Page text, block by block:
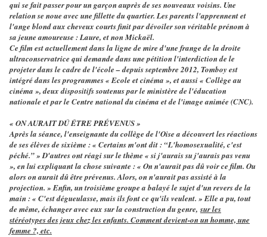
qui se fait passer pour un garçon auprès de ses nouveaux voisins. Une
relation se noue avec une fillette du quartier. Les parents l'apprennent et
l'ange blond aux cheveux courts finit par dévoiler son véritable prénom à
sa jeune amoureuse : Laure, et non Mickaël.
Ce film est actuellement dans la ligne de mire d'une frange de la droite
ultraconservatrice qui demande dans une pétition l'interdiction de le
projeter dans le cadre de l'école – depuis septembre 2012, Tomboy est
intégré dans les programmes « Ecole et cinéma », et aussi « Collège au
cinéma », deux dispositifs soutenus par le ministère de l'éducation
nationale et par le Centre national du cinéma et de l'image animée (CNC).
« ON AURAIT DÛ ÊTRE PRÉVENUS »
Après la séance, l'enseignante du collège de l'Oise a découvert les réactions
de ses élèves de sixième : « Certains m'ont dit : “L'homosexualité, c'est
péché.” » D'autres ont réagi sur le thème « si j'aurais su j'aurais pas venu
», en lui expliquant la chose suivante : « On n'aurait pas dû voir ce film. Ou
alors on aurait dû être prévenus. Alors, on n'aurait pas assisté à la
projection. » Enfin, un troisième groupe a balayé le sujet d'un revers de la
main : « C'est dégueulasse, mais ils font ce qu'ils veulent. » Elle a pu, tout
de même, échanger avec eux sur la construction du genre,sur les
stéréotypes des jeux chez les enfants. Comment devient-on un homme, une
femme ?, etc.